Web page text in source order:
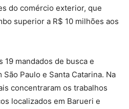
do comércio exterior, que
superior a R$ 10 milhões aos
mandados de busca e
Paulo e Santa Catarina. Na
concentraram os trabalhos
localizados em Barueri e